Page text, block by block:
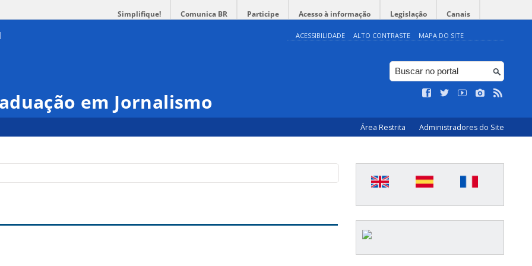
Simplifique! Comunica BR Participe Acesso à informação Legislação Canais
ACESSIBILIDADE ALTO CONTRASTE MAPA DO SITE
em Jornalismo
Área Restrita Administradores do Site